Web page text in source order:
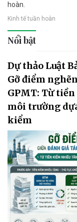
hoàn.
Kinh tế tuần hoàn
Nổi bật
Dự thảo Luật
Gỡ điểm
GPMT: Từ
môi trường
kiểm